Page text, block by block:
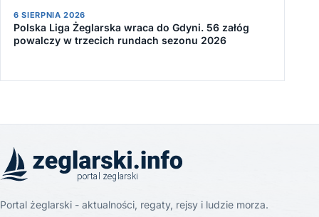
6 SIERPNIA 2026
Polska Liga Żeglarska wraca do Gdyni. 56 załóg
powalczy w trzecich rundach sezonu 2026
Portal żeglarski - aktualności, regaty, rejsy i ludzie morza.